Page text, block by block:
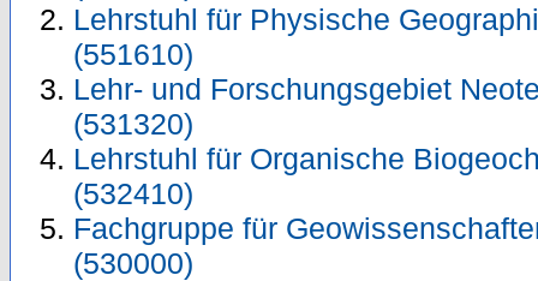
Lehrstuhl für Physische
(551610)
Lehr- und Forschungsgebiet
(531320)
Lehrstuhl für Organische
(532410)
Fachgruppe für
(530000)